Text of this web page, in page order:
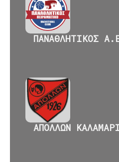
ΠΑΝΑΘΛΗΤΙΚΟΣ
ΑΠΟΛΛΩΝ